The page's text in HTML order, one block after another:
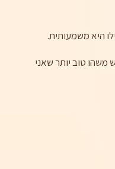
היא משמעותית.
טוב יותר שאני